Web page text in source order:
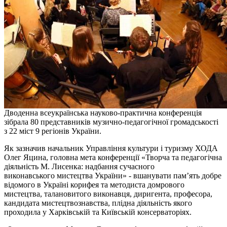
Дводенна всеукраїнська науково-практична конференція
зібрала 80 представників музично-педагогічної громадськості
з 22 міст 9 регіонів України.
Як зазначив начальник Управління культури і туризму ХОДА
Олег Яцина, головна мета конференції «Творча та педагогічна
діяльність М. Лисенка: надбання сучасного
виконавського мистецтва України» - вшанувати пам’ять добре
відомого в Україні корифея та методиста домрового
мистецтва, талановитого виконавця, диригента, професора,
кандидата мистецтвознавства, плідна діяльність якого
проходила у Харківській та Київській консерваторіях.